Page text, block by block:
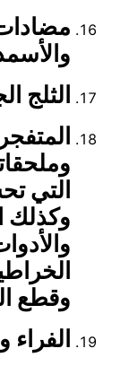
الثلج
التي
وكذلك
وقطع
الفراء